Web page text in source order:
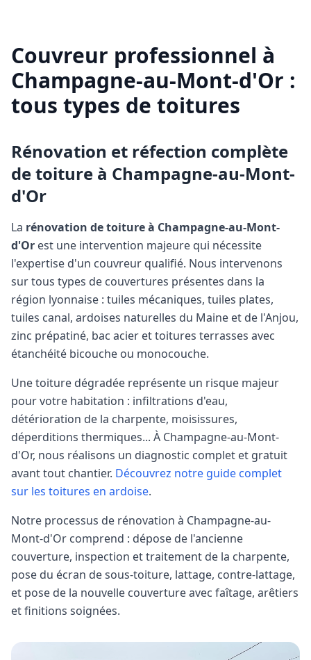
Couvreur professionnel à
Champagne-au-Mont-d'Or :
tous types de toitures
Rénovation et réfection complète
de toiture à Champagne-au-Mont-
d'Or
La rénovation de toiture à Champagne-au-Mont-
d'Or est une intervention majeure qui nécessite
l'expertise d'un couvreur qualifié. Nous intervenons
sur tous types de couvertures présentes dans la
région lyonnaise : tuiles mécaniques, tuiles plates,
tuiles canal, ardoises naturelles du Maine et de l'Anjou,
zinc prépatiné, bac acier et toitures terrasses avec
étanchéité bicouche ou monocouche.
Une toiture dégradée représente un risque majeur
pour votre habitation : infiltrations d'eau,
détérioration de la charpente, moisissures,
déperditions thermiques... À Champagne-au-Mont-
d'Or, nous réalisons un diagnostic complet et gratuit
avant tout chantier. Découvrez notre guide complet
sur les toitures en ardoise.
Notre processus de rénovation à Champagne-au-
Mont-d'Or comprend : dépose de l'ancienne
couverture, inspection et traitement de la charpente,
pose du écran de sous-toiture, lattage, contre-lattage,
et pose de la nouvelle couverture avec faîtage, arêtiers
et finitions soignées.